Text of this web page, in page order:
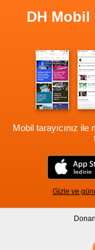
DH Mobil
Mobil tarayıcınız
Gizle ve